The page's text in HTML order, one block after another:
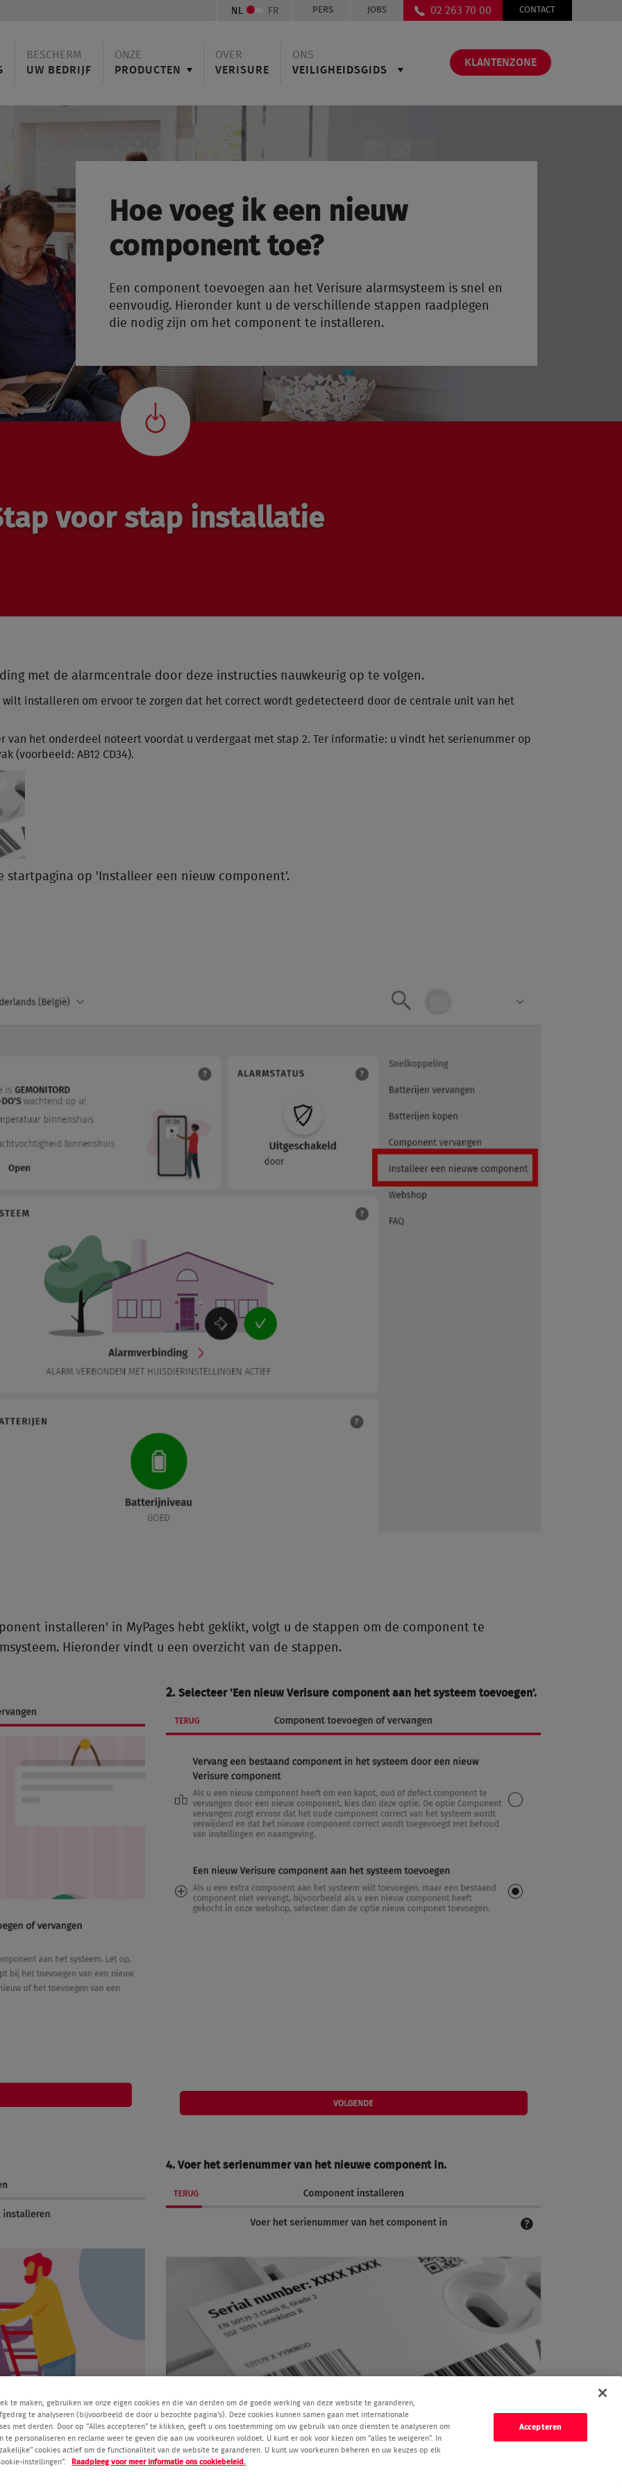
NL FR PERS JOBS 02 263 70 00 CONTACT
UW BEDRIJF
BESCHERM
PRODUCTEN
ONZE
VERISURE
OVER
VEILIGHEIDSGIDS
ONS
KLANTENZONE
Hoe voeg ik een nieuw
component toe?
Een component toevoegen aan het Verisure alarmsysteem is snel en
eenvoudig. Hieronder kunt u de verschillende stappen raadplegen
die nodig zijn om het component te installeren.
voor stap installatie
met de alarmcentrale door deze instructies nauwkeurig op te volgen.
installeren om ervoor te zorgen dat het correct wordt gedetecteerd door de centrale unit van het
van het onderdeel noteert voordat u verdergaat met stap 2. Ter informatie: u vindt het serienummer op
(voorbeeld: AB12 CD34).
startpagina op 'Installeer een nieuw component'.
installeren' in MyPages hebt geklikt, volgt u de stappen om de component te
Hieronder vindt u een overzicht van de stappen.
2. Selecteer 'Een nieuw Verisure component aan het systeem toevoegen'.
4. Voer het serienummer van het nieuwe component in.
te maken, gebruiken we onze eigen cookies en die van derden om de goede werking van deze website te garanderen,
te analyseren (bijvoorbeeld de door u bezochte pagina's). Deze cookies kunnen samen gaan met internationale
met derden. Door op “Alles accepteren” te klikken, geeft u ons toestemming om uw gebruik van onze diensten te analyseren om
personaliseren en reclame weer te geven die aan uw voorkeuren voldoet. U kunt er ook voor kiezen om “alles te weigeren”. In
cookies actief om de functionaliteit van de website te garanderen. U kunt uw voorkeuren beheren en uw keuzes op elk
instellingen”.
Raadpleeg voor meer informatie ons cookiebeleid.
Accepteren